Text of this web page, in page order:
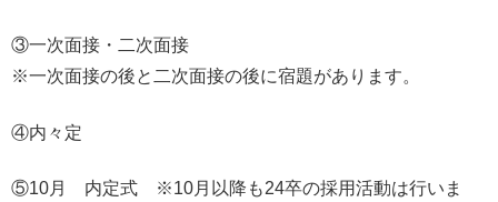
③一次面接・二次面接
※一次面接の後と二次面接の後に宿題があります。
④内々定
⑤10月 内定式 ※10月以降も24卒の採用活動は行いま